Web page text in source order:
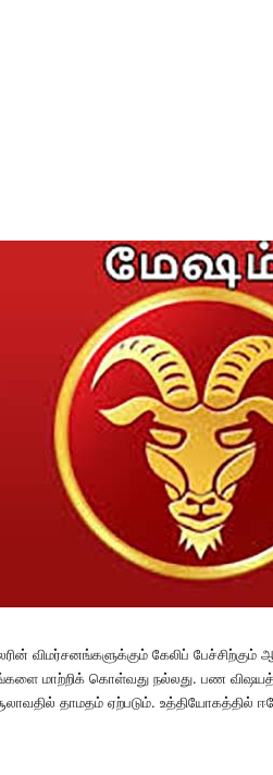
விமர்சனங்களுக்கும் கேலிப்
மாற்றிக் கொள்வது நல்லது. பண
தாமதம் ஏற்படும். உத்தியோகத்தில்